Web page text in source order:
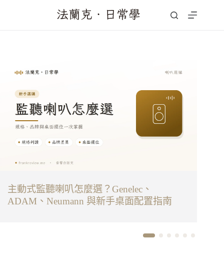
主動式監聽喇叭怎麼選？Genelec、
ADAM、Neumann 與新手桌面配置指南